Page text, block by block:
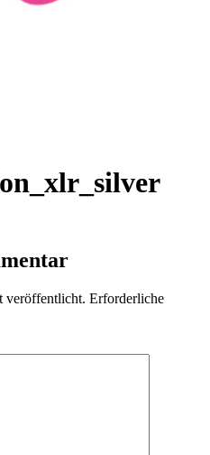
veröffentlicht. Erforderliche